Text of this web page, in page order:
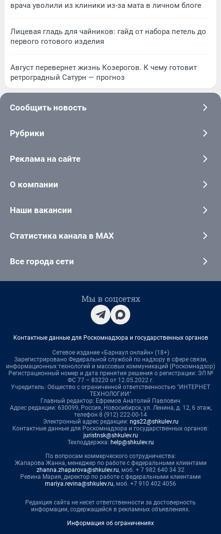
врача уволили из клиники из-за мата в личном блоге
Лицевая гладь для чайников: гайд от набора петель до
первого готового изделия
Август перевернет жизнь Козерогов. К чему готовит
ретроградный Сатурн — прогноз
Сообщить новость
Рубрики
Реклама на сайте
О компании
Наши вакансии
Статистика канала в MAX
Все города сети
Мы в соцсетях
Контактные данные для Роскомнадзора и государственных органов
Сетевое издание «Барнаул онлайн» (18+)
Зарегистрировано Федеральной службой по надзору в сфере связи,
информационных технологий и массовых коммуникаций (Роскомнадзор)
Регистрационный номер и дата принятия решения о регистрации: ЭЛ №
ФС 77 – 83220 от 12.05.2022 г.
Учредитель: Общество с ограниченной ответственностью "ИНТЕРНЕТ
ТЕХНОЛОГИИ"
Главный редактор: Ефремов Анатолий Павлович
Адрес редакции: 630099, Россия, Новосибирск, ул. Ленина, д. 12, 6 этаж,
телефон 8 (912) 222-00-14
Электронный адрес редакции: ngs22@shkulev.ru
Контактные данные для Роскомнадзора и государственных органов:
juristnsk@shkulev.ru
Техподдержка: help@shkulev.ru
По вопросам коммерческого сотрудничества:
Жапарова Жанна, менеджер по работе с федеральными клиентами
zhanna.zhaparova@shkulev.ru, моб. + 7 982 640 34 32
Ревина Мария, директор по работе с федеральными клиентами
mariya.revina@shkulev.ru, моб. +7 910 402 4056
Редакция сайта не несет ответственности за достоверность
информации, содержащейся в рекламных объявлениях.
Информация об ограничениях